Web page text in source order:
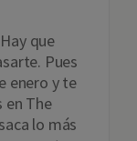
que
Pues
enero y te
en The
lo más